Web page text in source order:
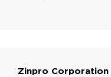
Zinpro